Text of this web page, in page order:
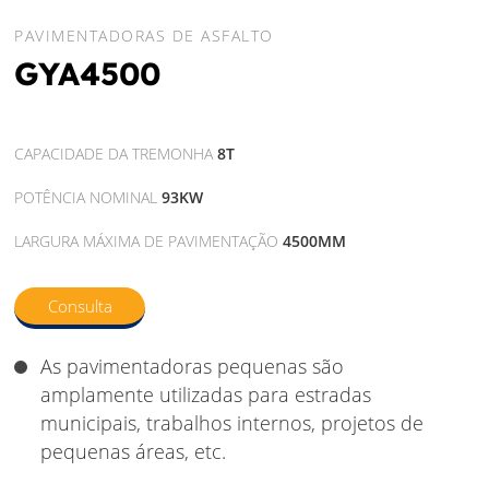
PAVIMENTADORAS DE ASFALTO
GYA4500
CAPACIDADE DA TREMONHA8T
POTÊNCIA NOMINAL93KW
LARGURA MÁXIMA DE PAVIMENTAÇÃO4500MM
Consulta
As pavimentadoras pequenas são
amplamente utilizadas para estradas
municipais, trabalhos internos, projetos de
pequenas áreas, etc.